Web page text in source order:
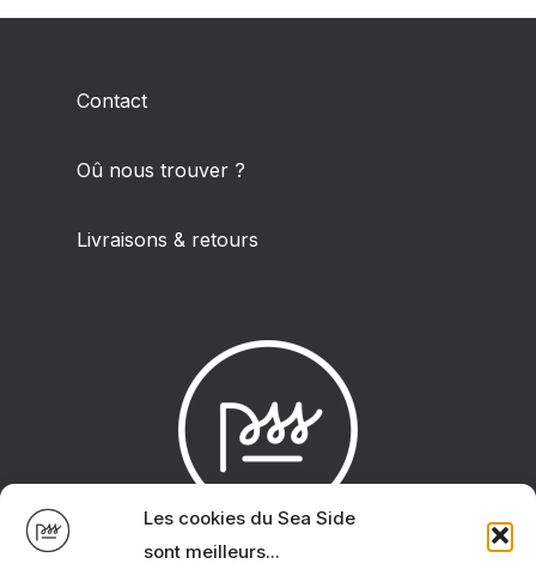
Les cookies du Sea Side
sont meilleurs...
Contact
Oû nous trouver ?
Livraisons & retours